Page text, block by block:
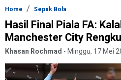
Home Sepak Bola
Hasil Final Piala FA:
Manchester City
Khasan Rochmad -Minggu, 17 Mei